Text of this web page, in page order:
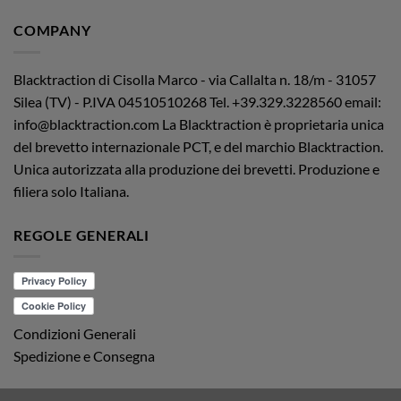
COMPANY
Blacktraction di Cisolla Marco - via Callalta n. 18/m - 31057
Silea (TV) - P.IVA 04510510268Tel. +39.329.3228560 email:
info@blacktraction.com La Blacktraction è proprietaria unica
del brevetto internazionale PCT, e del marchio Blacktraction.
Unica autorizzata alla produzione dei brevetti. Produzione e
filiera solo Italiana.
REGOLE GENERALI
Condizioni Generali
Spedizione e Consegna